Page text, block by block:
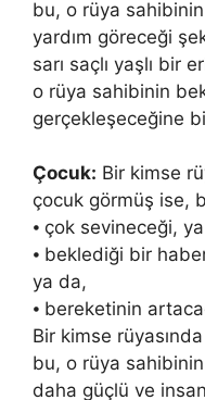
bu, o rüya
yardım göreceği
sarı saçlı yaşlı bir
o rüya sahi­binin
gerçekleşeceğine
Çocuk: Bir kimse
çocuk gör­müş ise,
⦁ çok sevineceği,
⦁ beklediği bir
ya da,
⦁ bereketinin
Bir kimse
bu, o rüya
daha güçlü ve